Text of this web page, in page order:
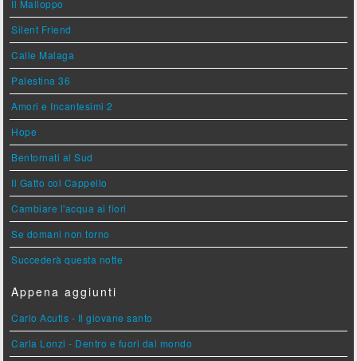
Il Malloppo
Silent Friend
Calle Malaga
Palestina 36
Amori e Incantesimi 2
Hope
Bentornati al Sud
Il Gatto col Cappello
Cambiare l'acqua ai fiori
Se domani non torno
Succederà questa notte
Appena aggiunti
Carlo Acutis - Il giovane santo
Carla Lonzi - Dentro e fuori dal mondo